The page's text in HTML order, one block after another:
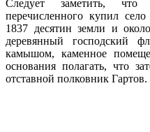
Следует заметить,
перечисленного купил
1837 десятин земли и
деревянный господский
камышом, каменное
основания полагать, что
отставной полковник Гартов.